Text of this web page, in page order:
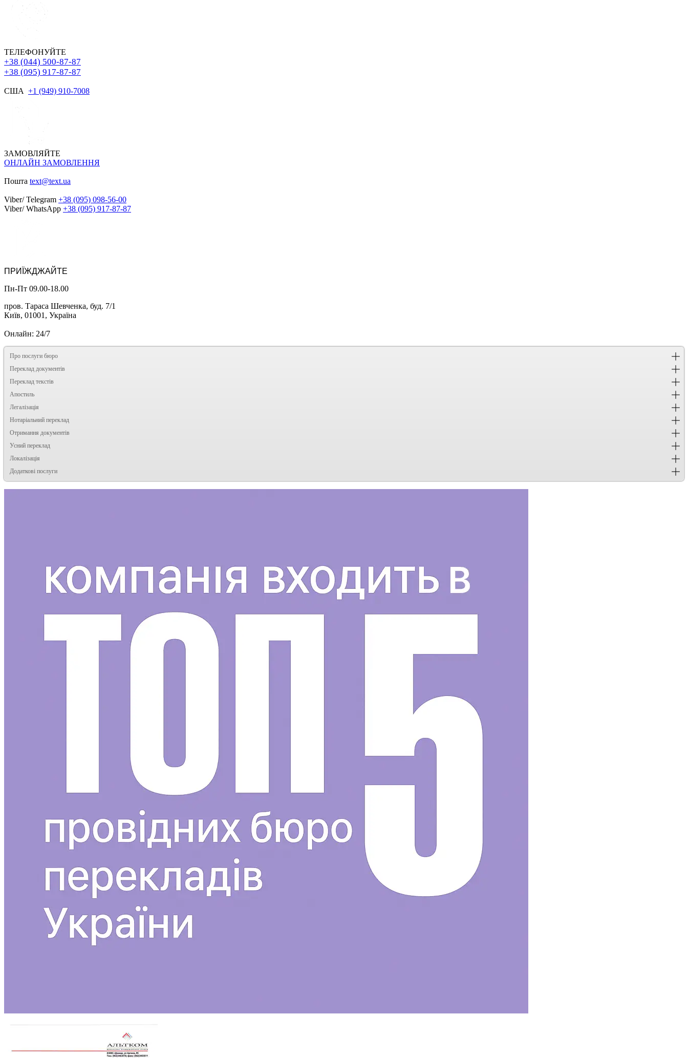
ТЕЛЕФОНУЙТЕ
+38 (044) 500-87-87
+38 (095) 917-87-87
США +1 (949) 910-7008
ЗАМОВЛЯЙТЕ
ОНЛАЙН ЗАМОВЛЕННЯ
Пошта text@text.ua
Viber/ Telegram +38 (095) 098-56-00
Viber/ WhatsApp +38 (095) 917-87-87
ПРИЇЖДЖАЙТЕ
Пн-Пт 09.00-18.00
пров. Тараса Шевченка, буд. 7/1
Київ, 01001, Україна
Онлайн: 24/7
Про послуги бюро
Переклад документів
Переклад текстів
Апостиль
Легалізація
Нотаріальний переклад
Отримання документів
Усний переклад
Локалізація
Додаткові послуги